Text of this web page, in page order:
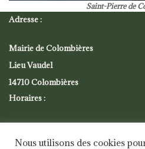
Saint-Pierre de
Adresse :
Mairie de Colombières
Lieu Vaudel
14710 Colombières
Horaires :
Vendredi 16h30 – 18h30
Nous utilisons des cookies